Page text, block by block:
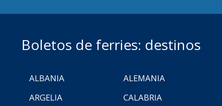
Boletos de ferries: destinos
ALBANIA
ALEMANIA
ARGELIA
CALABRIA